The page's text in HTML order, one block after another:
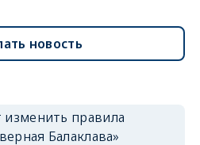
новость
правила
Балаклава»